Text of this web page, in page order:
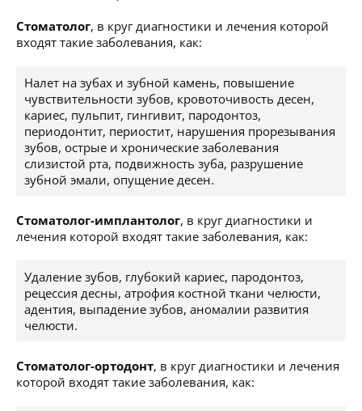
Стоматолог, в круг диагностики и лечения которой
входят такие заболевания, как:
Налет на зубах и зубной камень, повышение
чувствительности зубов, кровоточивость десен,
кариес, пульпит, гингивит, пародонтоз,
периодонтит, периостит, нарушения прорезывания
зубов, острые и хронические заболевания
слизистой рта, подвижность зуба, разрушение
зубной эмали, опущение десен.
Стоматолог-имплантолог, в круг диагностики и
лечения которой входят такие заболевания, как:
Удаление зубов, глубокий кариес, пародонтоз,
рецессия десны, атрофия костной ткани челюсти,
адентия, выпадение зубов, аномалии развития
челюсти.
Стоматолог-ортодонт, в круг диагностики и лечения
которой входят такие заболевания, как: